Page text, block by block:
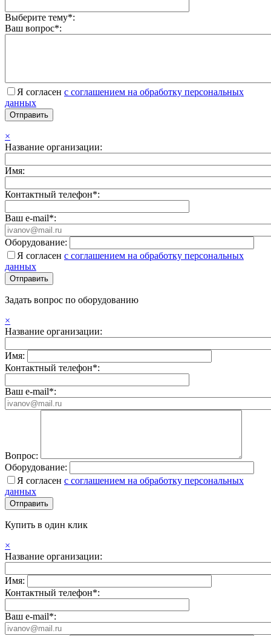
Выберите тему*:
Ваш вопрос*:
Я согласен с соглашением на обработку персональных
данных
×
Название организации:
Имя:
Контактный телефон*:
Ваш e-mail*:
Оборудование:
Я согласен с соглашением на обработку персональных
данных
Задать вопрос по оборудованию
×
Название организации:
Имя:
Контактный телефон*:
Ваш e-mail*:
Вопрос:
Оборудование:
Я согласен с соглашением на обработку персональных
данных
Купить в один клик
×
Название организации:
Имя:
Контактный телефон*:
Ваш e-mail*: